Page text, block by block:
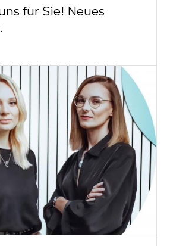
für Sie! Neues